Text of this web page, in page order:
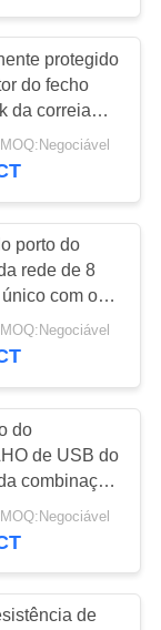
85
usb
28
protegido
do fecho
da correia
- módulo do
porto do
rede de 8
com o
ambos os
do
de USB do
combinação
TX RJ45
do diodo
de